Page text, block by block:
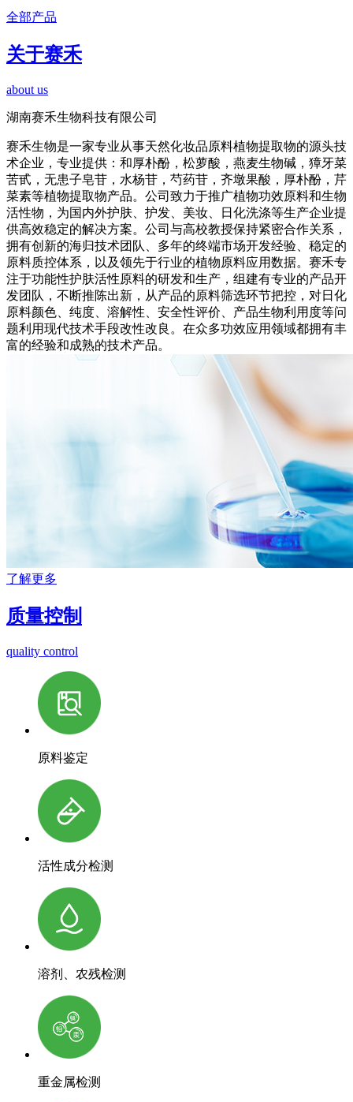
全部产品
关于赛禾
about us
湖南赛禾生物科技有限公司
赛禾生物是一家专业从事天然化妆品原料植物提取物的源头技
术企业，专业提供：和厚朴酚，松萝酸，燕麦生物碱，獐牙菜
苦甙，无患子皂苷，水杨苷，芍药苷，齐墩果酸，厚朴酚，芹
菜素等植物提取物产品。公司致力于推广植物功效原料和生物
活性物，为国内外护肤、护发、美妆、日化洗涤等生产企业提
供高效稳定的解决方案。公司与高校教授保持紧密合作关系，
拥有创新的海归技术团队、多年的终端市场开发经验、稳定的
原料质控体系，以及领先于行业的植物原料应用数据。赛禾专
注于功能性护肤活性原料的研发和生产，组建有专业的产品开
发团队，不断推陈出新，从产品的原料筛选环节把控，对日化
原料颜色、纯度、溶解性、安全性评价、产品生物利用度等问
题利用现代技术手段改性改良。在众多功效应用领域都拥有丰
富的经验和成熟的技术产品。
了解更多
质量控制
quality control
原料鉴定
活性成分检测
溶剂、农残检测
重金属检测